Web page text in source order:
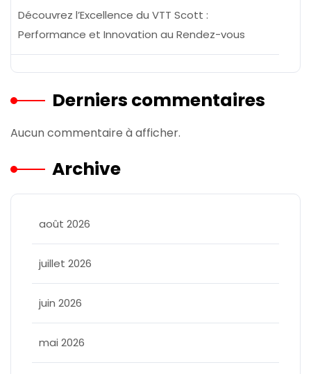
Découvrez l’Excellence du VTT Scott :
Performance et Innovation au Rendez-vous
Derniers commentaires
Aucun commentaire à afficher.
Archive
août 2026
juillet 2026
juin 2026
mai 2026